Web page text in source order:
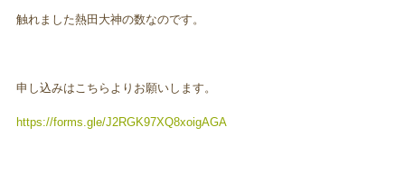
触れました熱田大神の数なのです。
申し込みはこちらよりお願いします。
https://forms.gle/J2RGK97XQ8xoigAGA